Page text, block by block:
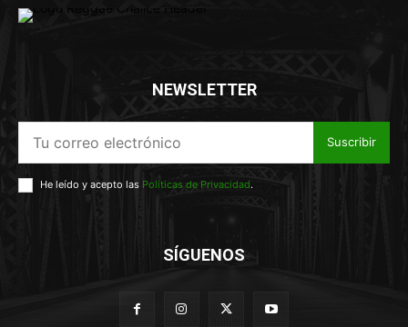
NEWSLETTER
Suscribir
He leído y acepto las Políticas de Privacidad.
SÍGUENOS